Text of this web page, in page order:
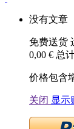
没有文章
免费送货
0,00 € 总
价格包含
关闭 显示